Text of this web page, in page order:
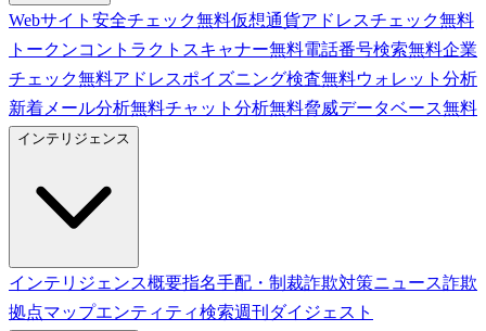
Webサイト安全チェック無料仮想通貨アドレスチェック無料
トークンコントラクトスキャナー無料電話番号検索無料企業
チェック無料アドレスポイズニング検査無料ウォレット分析
新着 メール分析無料チャット分析無料脅威データベース無料
インテリジェンス
インテリジェンス概要指名手配・制裁詐欺対策ニュース詐欺
拠点マップエンティティ検索週刊ダイジェスト